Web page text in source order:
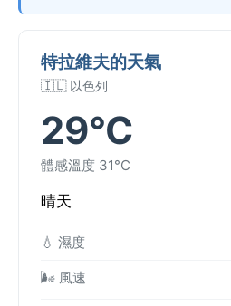
特拉維夫的天氣
🇮🇱 以色列
29°C
體感溫度 31°C
晴天
💧 濕度
🌬️ 風速